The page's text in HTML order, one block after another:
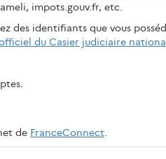
impots.gouv.fr, etc.
des identifiants que vous
du Casier judiciaire
de FranceConnect.